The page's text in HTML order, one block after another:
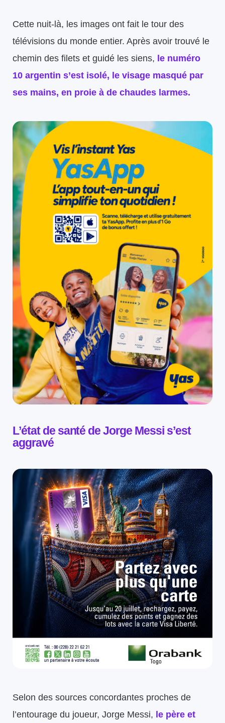
Cette nuit-là, les images ont fait le tour des
télévisions du monde entier. Après avoir trouvé le
chemin des filets et guidé les siens, le numéro
10 argentin s’est isolé, le visage masqué par
ses mains, en proie à de chaudes larmes.
L’état de santé de Jorge Messi s’est
aggravé
Selon des sources concordantes proches de
l’entourage du joueur, Jorge Messi, le père et